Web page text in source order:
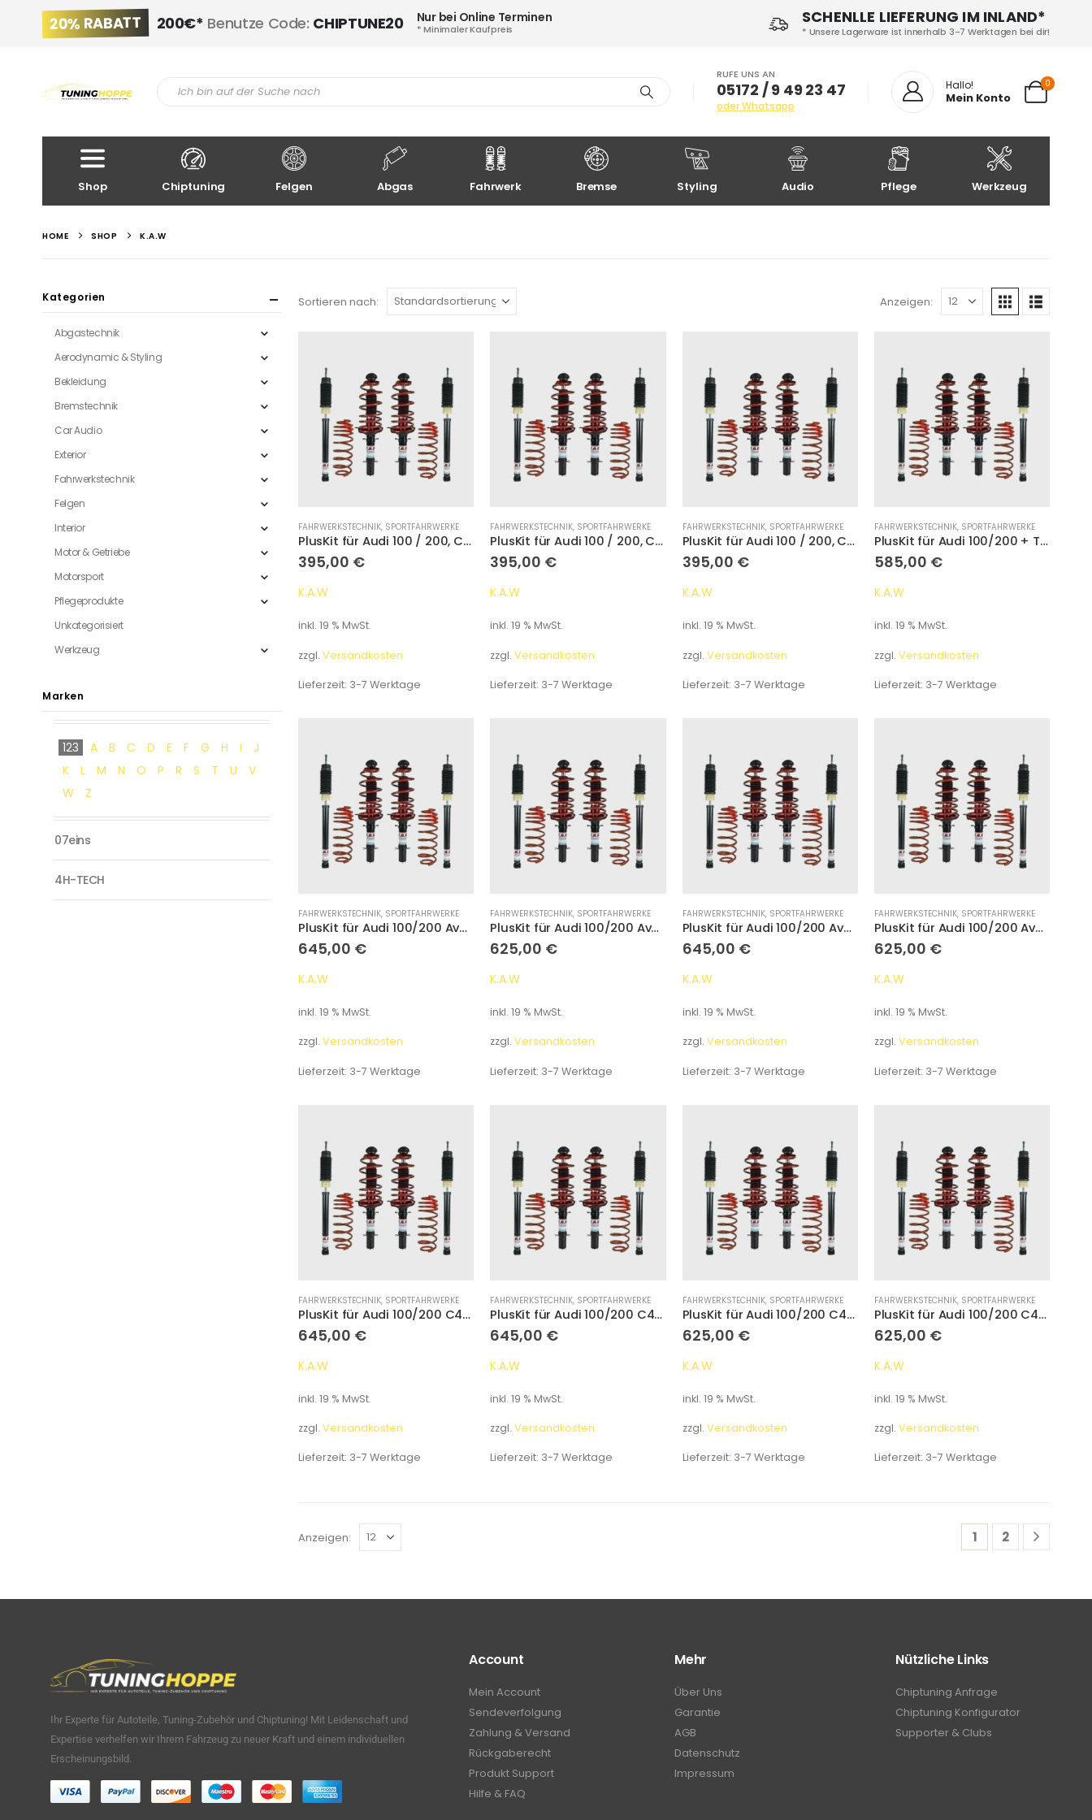
SCHENLLE LIEFERUNG IM INLAND*
* Unsere Lagerware ist innerhalb 3-7 Werktagen bei dir!
20% RABATT 200€* Benutze Code: CHIPTUNE20 Nur bei Online Terminen
* Minimaler Kaufpreis
RUFE UNS AN
05172 / 9 49 23 47
oder Whatsapp
Hallo!
Mein Konto
0
Shop Chiptuning Felgen Abgas Fahrwerk Bremse Styling Audio Pflege Werkzeug
HOME SHOP K.A.W
Sortieren nach: Anzeigen:
FAHRWERKSTECHNIK, SPORTFAHRWERKE
PlusKit für Audi 100 / 200, C4/A6 Avant mit Niveau-/Luftfederung an HA NUR VA Typ 4A Tieferlegung 55 mm/
395,00 €
K.A.W
inkl. 19 % MwSt.
zzgl. Versandkosten
Lieferzeit: 3-7 Werktage
FAHRWERKSTECHNIK, SPORTFAHRWERKE
PlusKit für Audi 100 / 200, C4/A6 Avant mit Niveau-/Luftfederung an HA NUR VA Typ 4A Tieferlegung 55 mm/
395,00 €
K.A.W
inkl. 19 % MwSt.
zzgl.Versandkosten
Lieferzeit: 3-7 Werktage
FAHRWERKSTECHNIK, SPORTFAHRWERKE
PlusKit für Audi 100 / 200, C4/A6 Limousine mit Niveau-/Luftfederung an HA NUR VA Typ 4A Tieferlegung 55 mm/
395,00 €
K.A.W
inkl. 19 % MwSt.
zzgl. Versandkosten
Lieferzeit: 3-7 Werktage
FAHRWERKSTECHNIK, SPORTFAHRWERKE
PlusKit für Audi 100/200 + Turbo Typ 43 Tieferlegung 40 mm/40 mm
585,00 €
K.A.W
inkl. 19 % MwSt.
zzgl. Versandkosten
Lieferzeit: 3-7 Werktage
FAHRWERKSTECHNIK, SPORTFAHRWERKE
PlusKit für Audi 100/200 Avant Typ 44 Tieferlegung 55 mm/35 mm
645,00 €
K.A.W
inkl. 19 % MwSt.
zzgl. Versandkosten
Lieferzeit: 3-7 Werktage
FAHRWERKSTECHNIK, SPORTFAHRWERKE
PlusKit für Audi 100/200 Avant Typ 44 Tieferlegung 55 mm/35 mm
625,00 €
K.A.W
inkl. 19 % MwSt.
zzgl.Versandkosten
Lieferzeit: 3-7 Werktage
FAHRWERKSTECHNIK, SPORTFAHRWERKE
PlusKit für Audi 100/200 Avant Typ 44 Tieferlegung 55 mm/35 mm
645,00 €
K.A.W
inkl. 19 % MwSt.
zzgl. Versandkosten
Lieferzeit: 3-7 Werktage
FAHRWERKSTECHNIK, SPORTFAHRWERKE
PlusKit für Audi 100/200 Avant Typ 44 Tieferlegung 55 mm/35 mm
625,00 €
K.A.W
inkl. 19 % MwSt.
zzgl. Versandkosten
Lieferzeit: 3-7 Werktage
FAHRWERKSTECHNIK, SPORTFAHRWERKE
PlusKit für Audi 100/200 C4/A6 Avant Typ 4A Tieferlegung 55 mm/35 mm
645,00 €
K.A.W
inkl. 19 % MwSt.
zzgl. Versandkosten
Lieferzeit: 3-7 Werktage
FAHRWERKSTECHNIK, SPORTFAHRWERKE
PlusKit für Audi 100/200 C4/A6 Avant Typ 4A Tieferlegung 55 mm/35 mm
645,00 €
K.A.W
inkl. 19 % MwSt.
zzgl.Versandkosten
Lieferzeit: 3-7 Werktage
FAHRWERKSTECHNIK, SPORTFAHRWERKE
PlusKit für Audi 100/200 C4/A6 Avant Typ 4A Tieferlegung 55 mm/35 mm
625,00 €
K.A.W
inkl. 19 % MwSt.
zzgl. Versandkosten
Lieferzeit: 3-7 Werktage
FAHRWERKSTECHNIK, SPORTFAHRWERKE
PlusKit für Audi 100/200 C4/A6 Avant Typ 4A Tieferlegung 55 mm/35 mm
625,00 €
K.A.W
inkl. 19 % MwSt.
zzgl. Versandkosten
Lieferzeit: 3-7 Werktage
Anzeigen: 1 2
Kategorien
Abgastechnik
Aerodynamic & Styling
Bekleidung
Bremstechnik
Car Audio
Exterior
Fahrwerkstechnik
Felgen
Interior
Motor & Getriebe
Motorsport
Pflegeprodukte
Unkategorisiert
Werkzeug
Marken
123 A B C D E F G H I
J
K
L M N O P R S T U
V
W
Z
07eins
4H-TECH
Ihr Experte für Autoteile, Tuning-Zubehör und Chiptuning! Mit Leidenschaft und
Expertise verhelfen wir Ihrem Fahrzeug zu neuer Kraft und einem individuellen
Erscheinungsbild.
Account
Mein Account
Sendeverfolgung
Zahlung & Versand
Rückgaberecht
Produkt Support
Hilfe & FAQ
Mehr
Über Uns
Garantie
AGB
Datenschutz
Impressum
Nützliche Links
Chiptuning Anfrage
Chiptuning Konfigurator
Supporter & Clubs